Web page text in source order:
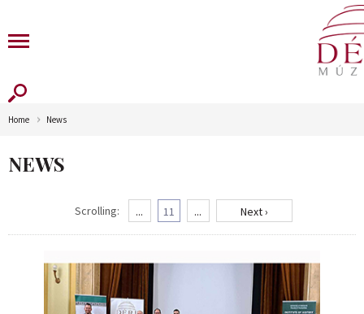
Home News
NEWS
Scrolling: ... 11 ... Next ›